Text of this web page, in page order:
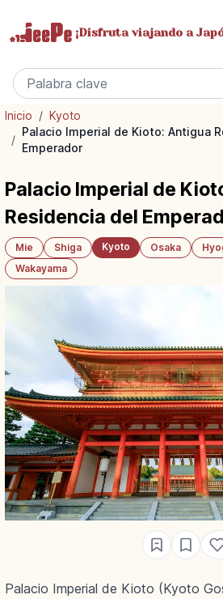
¡Disfrutaviajando a
Inicio / Kyoto
/
Palacio Imperial de Kioto: Antigua
Emperador
Palacio Imperial de
Residencia del
Mie Shiga Kyoto Osaka
Wakayama
Palacio Imperial de Kioto (Kyoto